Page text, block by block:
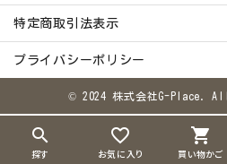
search
探す
favorite_border
お気に入り
shopping_cart
買い物かご
特定商取引法表示
プライバシーポリシー
© 2024 株式会社G-Place.